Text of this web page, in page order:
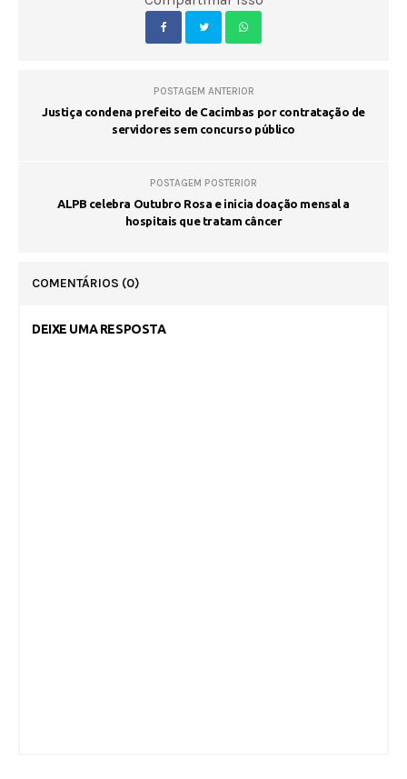
POSTAGEM ANTERIOR
Justiça condena prefeito de Cacimbas por contratação de
servidores sem concurso público
POSTAGEM POSTERIOR
ALPB celebra Outubro Rosa e inicia doação mensal a
hospitais que tratam câncer
COMENTÁRIOS (0)
DEIXE UMA RESPOSTA